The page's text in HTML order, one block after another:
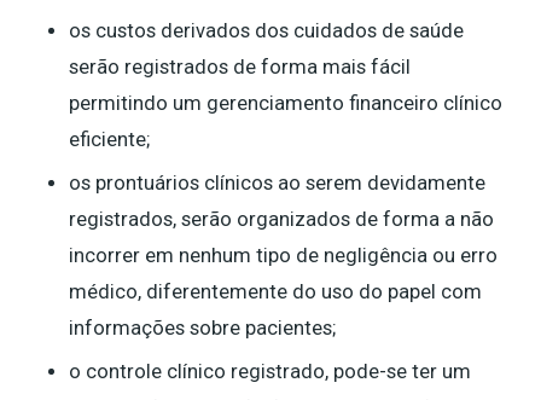
os custos derivados dos cuidados de saúde
serão registrados de forma mais fácil
permitindo um gerenciamento financeiro clínico
eficiente;
os prontuários clínicos ao serem devidamente
registrados, serão organizados de forma a não
incorrer em nenhum tipo de negligência ou erro
médico, diferentemente do uso do papel com
informações sobre pacientes;
o controle clínico registrado, pode-se ter um